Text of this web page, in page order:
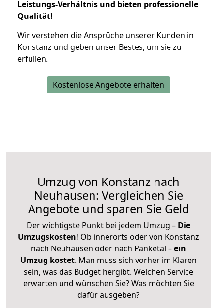
Leistungs-Verhältnis und bieten professionelle
Qualität!
Wir verstehen die Ansprüche unserer Kunden in
Konstanz und geben unser Bestes, um sie zu
erfüllen.
Kostenlose Angebote erhalten
Umzug von Konstanz nach
Neuhausen: Vergleichen Sie
Angebote und sparen Sie Geld
Der wichtigste Punkt bei jedem Umzug – Die
Umzugskosten! Ob innerorts oder von Konstanz
nach Neuhausen oder nach Panketal –ein
Umzug kostet. Man muss sich vorher im Klaren
sein, was das Budget hergibt. Welchen Service
erwarten und wünschen Sie? Was möchten Sie
dafür ausgeben?